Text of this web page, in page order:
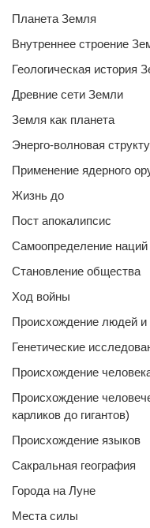
Планета Земля
Внутреннее строение
Геологическая история
Древние сети Земли
Земля как планета
Энерго-волновая
Применение ядерного
Жизнь до
Пост апокалипсис
Самоопределение наций
Становление общества
Ход войны
Происхождение людей и
Генетические
Происхождение
Происхождение
карликов до гигантов)
Происхождение языков
Сакральная география
Города на Луне
Места силы